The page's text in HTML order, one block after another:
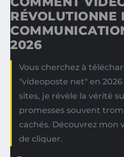
RÉVOLUTIONNE
2026
Vous cherchez à
"videoposte net" en
sites, je révèle la vérité
promesses souvent
cachés. Découvrez mon
de cliquer.